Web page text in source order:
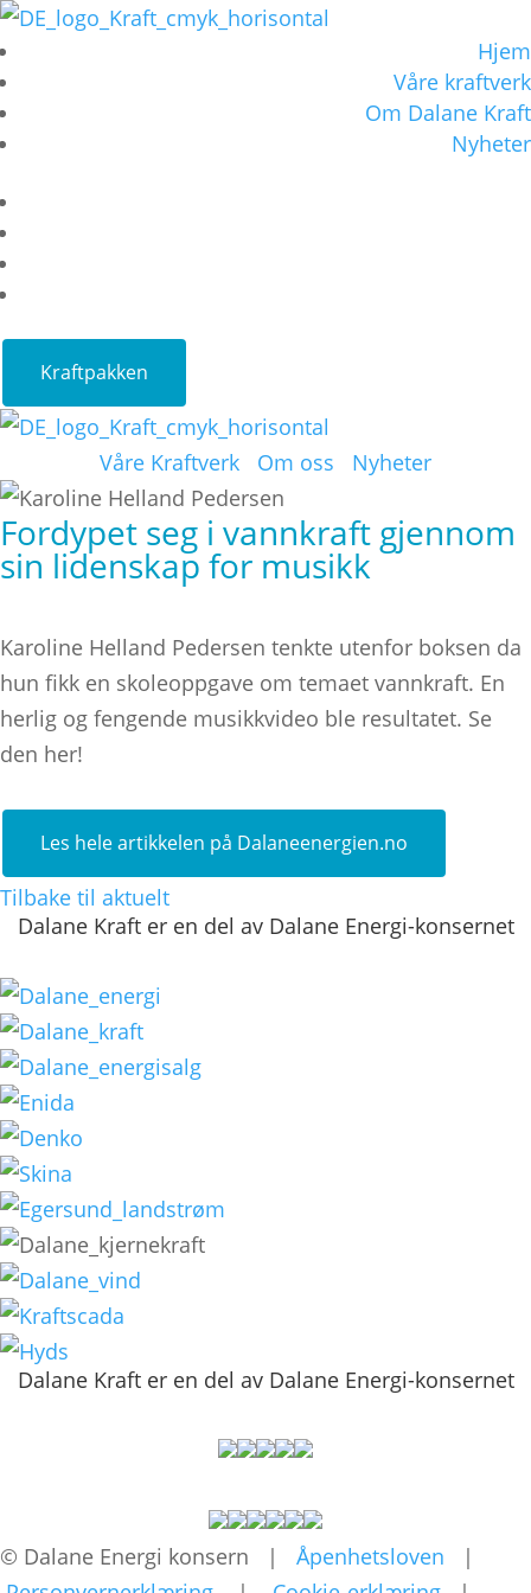
Hjem
Våre kraftverk
Om Dalane Kraft
Nyheter
Kraftpakken
Våre Kraftverk Om oss Nyheter
Fordypet seg i vannkraft gjennom
sin lidenskap for musikk
Karoline Helland Pedersen tenkte utenfor boksen da
hun fikk en skoleoppgave om temaet vannkraft. En
herlig og fengende musikkvideo ble resultatet. Se
den her!
Les hele artikkelen på Dalaneenergien.no
Tilbake til aktuelt
Dalane Kraft er en del av Dalane Energi-konsernet
Dalane Kraft er en del av Dalane Energi-konsernet
© Dalane Energi konsern | Åpenhetsloven |